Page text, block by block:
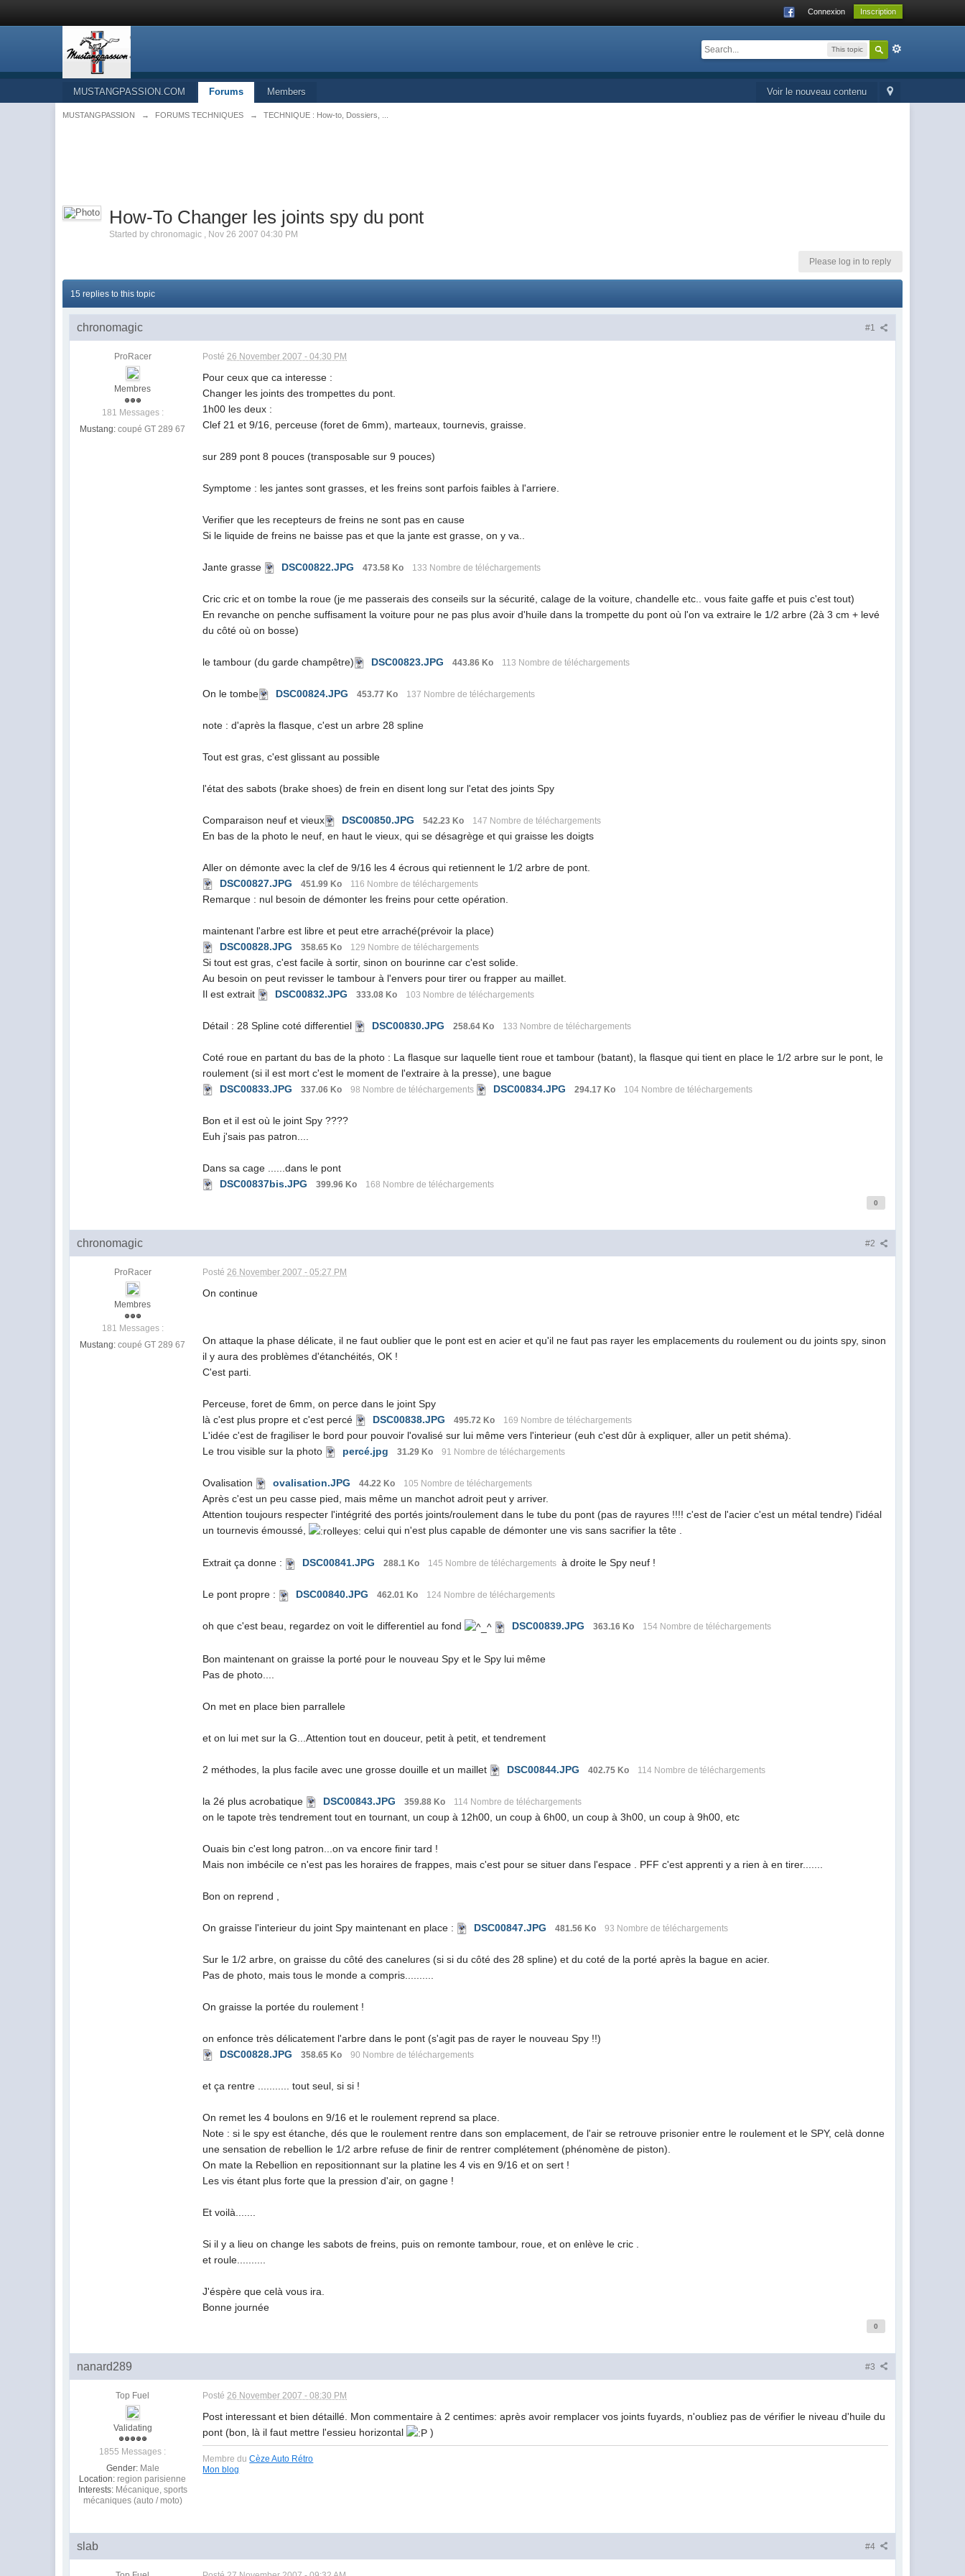
Connexion Inscription
This topic
Voir le nouveau contenu
MUSTANGPASSION.COM Forums Members
MUSTANGPASSION → FORUMS TECHNIQUES → TECHNIQUE : How-to, Dossiers, ...
How-To Changer les joints spy du pont
Started bychronomagic , Nov 26 2007 04:30 PM
Please log in to reply
15 replies to this topic
#1
chronomagic
ProRacer
Membres
181 Messages :
Mustang: coupé GT 289 67
Posté26 November 2007 - 04:30 PM
Pour ceux que ca interesse :
Changer les joints des trompettes du pont.
1h00 les deux :
Clef 21 et 9/16, perceuse (foret de 6mm), marteaux, tournevis, graisse.
sur 289 pont 8 pouces (transposable sur 9 pouces)
Symptome : les jantes sont grasses, et les freins sont parfois faibles à l'arriere.
Verifier que les recepteurs de freins ne sont pas en cause
Si le liquide de freins ne baisse pas et que la jante est grasse, on y va..
Jante grasse DSC00822.JPG 473.58 Ko 133 Nombre de téléchargements
Cric cric et on tombe la roue (je me passerais des conseils sur la sécurité, calage de la voiture, chandelle etc.. vous faite gaffe et puis c'est tout)
En revanche on penche suffisament la voiture pour ne pas plus avoir d'huile dans la trompette du pont où l'on va extraire le 1/2 arbre (2à 3 cm + levé
du côté où on bosse)
le tambour (du garde champêtre) DSC00823.JPG 443.86 Ko 113 Nombre de téléchargements
On le tombe DSC00824.JPG 453.77 Ko 137 Nombre de téléchargements
note : d'après la flasque, c'est un arbre 28 spline
Tout est gras, c'est glissant au possible
l'état des sabots (brake shoes) de frein en disent long sur l'etat des joints Spy
Comparaison neuf et vieux DSC00850.JPG 542.23 Ko 147 Nombre de téléchargements
En bas de la photo le neuf, en haut le vieux, qui se désagrège et qui graisse les doigts
Aller on démonte avec la clef de 9/16 les 4 écrous qui retiennent le 1/2 arbre de pont.
DSC00827.JPG
451.99 Ko 116 Nombre de téléchargements
Remarque : nul besoin de démonter les freins pour cette opération.
maintenant l'arbre est libre et peut etre arraché(prévoir la place)
DSC00828.JPG
358.65 Ko 129 Nombre de téléchargements
Si tout est gras, c'est facile à sortir, sinon on bourinne car c'est solide.
Au besoin on peut revisser le tambour à l'envers pour tirer ou frapper au maillet.
Il est extrait
DSC00832.JPG 333.08 Ko 103 Nombre de téléchargements
Détail : 28 Spline coté differentiel DSC00830.JPG 258.64 Ko 133 Nombre de téléchargements
Coté roue en partant du bas de la photo : La flasque sur laquelle tient roue et tambour (batant), la flasque qui tient en place le 1/2 arbre sur le pont, le
roulement (si il est mort c'est le moment de l'extraire à la presse), une bague
DSC00833.JPG
337.06 Ko 98 Nombre de téléchargements DSC00834.JPG 294.17 Ko 104 Nombre de téléchargements
Bon et il est où le joint Spy ????
Euh j'sais pas patron....
Dans sa cage ......dans le pont
DSC00837bis.JPG
399.96 Ko 168 Nombre de téléchargements
0
#2
chronomagic
ProRacer
Membres
181 Messages :
Mustang: coupé GT 289 67
Posté26 November 2007 - 05:27 PM
On continue
On attaque la phase délicate, il ne faut oublier que le pont est en acier et qu'il ne faut pas rayer les emplacements du roulement ou du joints spy, sinon
il y aura des problèmes d'étanchéités, OK !
C'est parti.
Perceuse, foret de 6mm, on perce dans le joint Spy
là c'est plus propre et c'est percé
DSC00838.JPG 495.72 Ko 169 Nombre de téléchargements
L'idée c'est de fragiliser le bord pour pouvoir l'ovalisé sur lui même vers l'interieur (euh c'est dûr à expliquer, aller un petit shéma).
Le trou visible sur la photo
percé.jpg 31.29 Ko 91 Nombre de téléchargements
Ovalisation ovalisation.JPG 44.22 Ko 105 Nombre de téléchargements
Après c'est un peu casse pied, mais même un manchot adroit peut y arriver.
Attention toujours respecter l'intégrité des portés joints/roulement dans le tube du pont (pas de rayures !!!! c'est de l'acier c'est un métal tendre) l'idéal
un tournevis émoussé,
celui qui n'est plus capable de démonter une vis sans sacrifier la tête .
Extrait ça donne : DSC00841.JPG 288.1 Ko 145 Nombre de téléchargements à droite le Spy neuf !
Le pont propre : DSC00840.JPG 462.01 Ko 124 Nombre de téléchargements
oh que c'est beau, regardez on voit le differentiel au fond DSC00839.JPG 363.16 Ko 154 Nombre de téléchargements
Bon maintenant on graisse la porté pour le nouveau Spy et le Spy lui même
Pas de photo....
On met en place bien parrallele
et on lui met sur la G...Attention tout en douceur, petit à petit, et tendrement
2 méthodes, la plus facile avec une grosse douille et un maillet DSC00844.JPG 402.75 Ko 114 Nombre de téléchargements
la 2é plus acrobatique DSC00843.JPG 359.88 Ko 114 Nombre de téléchargements
on le tapote très tendrement tout en tournant, un coup à 12h00, un coup à 6h00, un coup à 3h00, un coup à 9h00, etc
Ouais bin c'est long patron...on va encore finir tard !
Mais non imbécile ce n'est pas les horaires de frappes, mais c'est pour se situer dans l'espace . PFF c'est apprenti y a rien à en tirer.......
Bon on reprend ,
On graisse l'interieur du joint Spy maintenant en place : DSC00847.JPG 481.56 Ko 93 Nombre de téléchargements
Sur le 1/2 arbre, on graisse du côté des canelures (si si du côté des 28 spline) et du coté de la porté après la bague en acier.
Pas de photo, mais tous le monde a compris..........
On graisse la portée du roulement !
on enfonce très délicatement l'arbre dans le pont (s'agit pas de rayer le nouveau Spy !!)
DSC00828.JPG
358.65 Ko 90 Nombre de téléchargements
et ça rentre ........... tout seul, si si !
On remet les 4 boulons en 9/16 et le roulement reprend sa place.
Note : si le spy est étanche, dés que le roulement rentre dans son emplacement, de l'air se retrouve prisonier entre le roulement et le SPY, celà donne
une sensation de rebellion le 1/2 arbre refuse de finir de rentrer complétement (phénomène de piston).
On mate la Rebellion en repositionnant sur la platine les 4 vis en 9/16 et on sert !
Les vis étant plus forte que la pression d'air, on gagne !
Et voilà.......
Si il y a lieu on change les sabots de freins, puis on remonte tambour, roue, et on enlève le cric .
et roule..........
J'éspère que celà vous ira.
Bonne journée
0
#3
nanard289
Top Fuel
Validating
1855 Messages :
Gender: Male
Location: region parisienne
Interests: Mécanique, sports
mécaniques (auto / moto)
Posté 26 November 2007 - 08:30 PM
Post interessant et bien détaillé. Mon commentaire à 2 centimes: après avoir remplacer vos joints fuyards, n'oubliez pas de vérifier le niveau d'huile du
pont (bon, là il faut mettre l'essieu horizontal
)
Membre duCèze Auto Rétro
Mon blog
#4
slab